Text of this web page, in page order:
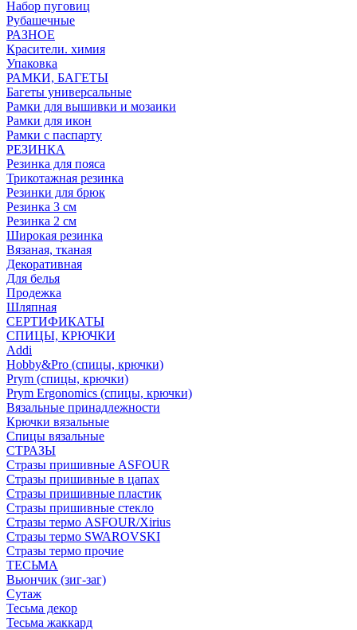
Набор пуговиц
Рубашечные
РАЗНОЕ
Красители. химия
Упаковка
РАМКИ, БАГЕТЫ
Багеты универсальные
Рамки для вышивки и мозаики
Рамки для икон
Рамки с паспарту
РЕЗИНКА
Резинка для пояса
Трикотажная резинка
Резинки для брюк
Резинка 3 см
Резинка 2 см
Широкая резинка
Вязаная, тканая
Декоративная
Для белья
Продежка
Шляпная
СЕРТИФИКАТЫ
СПИЦЫ, КРЮЧКИ
Addi
Hobby&Pro (спицы, крючки)
Prym (спицы, крючки)
Prym Ergonomics (спицы, крючки)
Вязальные принадлежности
Крючки вязальные
Спицы вязальные
СТРАЗЫ
Стразы пришивные ASFOUR
Стразы пришивные в цапах
Стразы пришивные пластик
Стразы пришивные стекло
Стразы термо ASFOUR/Xirius
Стразы термо SWAROVSKI
Стразы термо прочие
ТЕСЬМА
Вьюнчик (зиг-заг)
Сутаж
Тесьма декор
Тесьма жаккард